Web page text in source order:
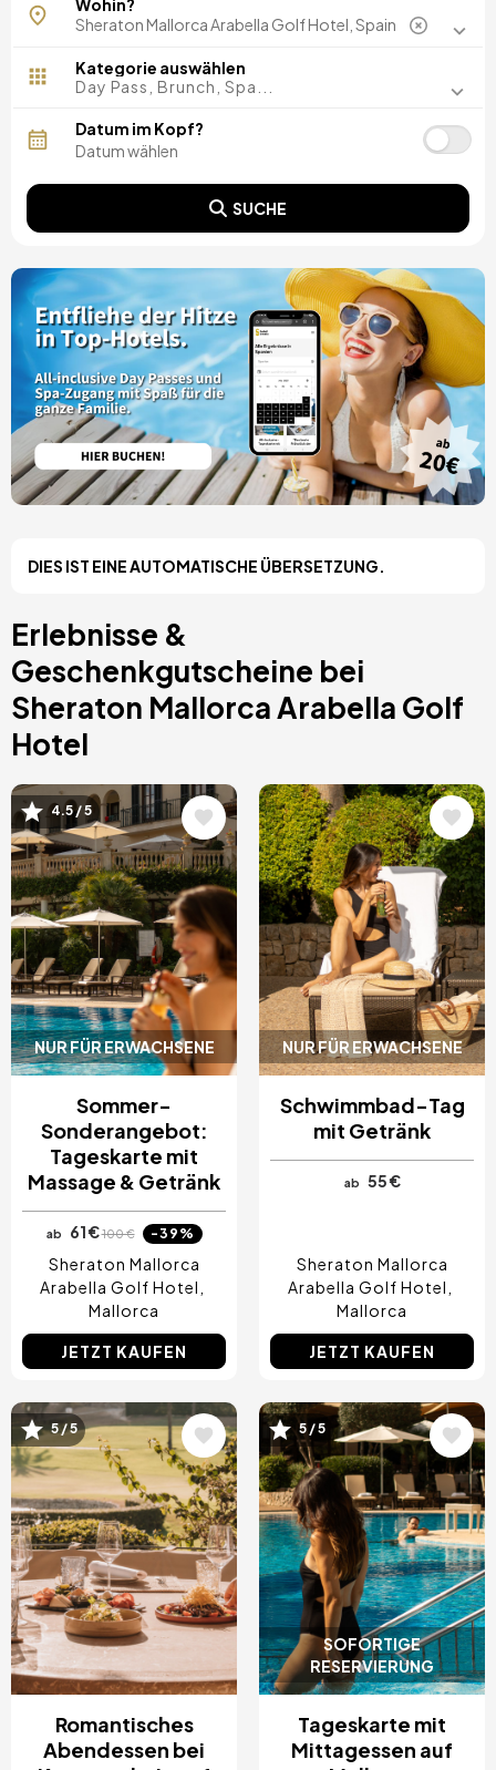
Barcelona, Spanien
Malaga, Spanien
Costa del Sol, Spanien
Tarragona, Spanien
Teneriffa, Spanien
Alicante, Spanien
Sevilla, Spanien
Pontevedra, Spanien
Lissabon, Portugal
Menorca, Spanien
Girona, Spanien
Gran Canaria, Spanien
Rom, Italien
Valencia, Spanien
Granada, Spanien
Oporto, Portugal
Punta Cana, Dominikanische Republik
Caceres, Spanien
Asturien, Spanien
Bilbao, Spanien
Nizza, Frankreich
Wohin?
Kategorie auswählen
Day Pass, Brunch, Spa...
Datum im Kopf?
SUCHE
DIES IST EINE AUTOMATISCHE ÜBERSETZUNG.
Erlebnisse &
Geschenkgutscheine bei
Sheraton Mallorca Arabella Golf
Hotel
NUR FÜR ERWACHSENE
Bild4.5 / 5
Sommer-
Sonderangebot:
Tageskarte mit
Massage & Getränk
ab 61 €100 € -39%
Sheraton Mallorca
Arabella Golf Hotel
Mallorca
JETZT KAUFEN
NUR FÜR ERWACHSENE
Bild
Schwimmbad-Tag
mit Getränk
ab 55 €
Sheraton Mallorca
Arabella Golf Hotel
Mallorca
JETZT KAUFEN
Bild5 / 5
Romantisches
Abendessen bei
SOFORTIGE
RESERVIERUNG
Bild5 / 5
Tageskarte mit
Mittagessen auf